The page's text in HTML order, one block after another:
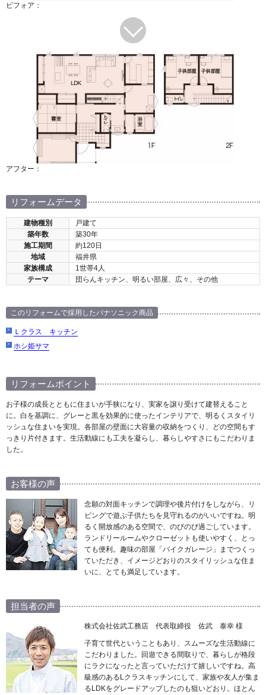
ビフォア：
アフター：
リフォームデータ
建物種別
戸建て
築年数
築30年
施工期間
約120日
地域
福井県
家族構成
1世帯4人
テーマ
団らんキッチン、明るい部屋、広々、その他
このリフォームで採用したパナソニック商品
Ｌクラス キッチン
ホシ姫サマ
リフォームポイント
お子様の成長とともに住まいが手狭になり、実家を譲り受けて建替えること
に。白を基調に、グレーと黒を効果的に使ったインテリアで、明るくスタイリ
ッシュな住まいを実現。各部屋の壁面に大容量の収納をつくり、どの空間もす
っきり片付きます。生活動線にも工夫を凝らし、暮らしやすさにもこだわりま
した。
お客様の声
念願の対面キッチンで調理や後片付けをしながら、リ
ビングで遊ぶ子供たちを見守れるのがいいですね。明
るく開放感のある空間で、のびのび過ごしています。
ランドリールームやクローゼットも使いやすく、とっ
ても便利。趣味の部屋「バイクガレージ」までつくっ
ていただき、イメージどおりのスタイリッシュな住ま
いに、とても満足しています。
担当者の声
株式会社佐武工務店 代表取締役 佐武 泰幸 様
子育て世代ということもあり、スムーズな生活動線に
こだわりました。回遊できる間取りで、暮らしが格段
にラクになったと言っていただけて嬉しいですね。高
級感のあるLクラスキッチンにして、家族や友人が集ま
るLDKをグレードアップしたのも狙いどおり。ほとん